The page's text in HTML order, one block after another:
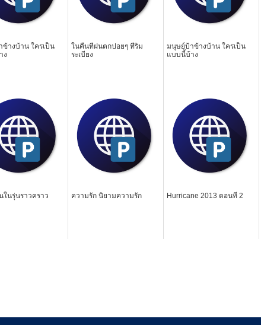
างบ้าน ใครเป็น
ง
ในคืนที่ฝนตกปอยๆ ที่ริม
ระเบียง
มนุษย์ป้าข้างบ้าน ใครเป็น
แบบนี้บ้าง
ในรุ่นราวคราว
ความรัก นิยามความรัก Hurricane 2013 ตอนที่ 2